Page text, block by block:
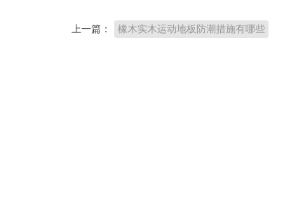
上一篇： 橡木实木运动地板防潮措施有哪些